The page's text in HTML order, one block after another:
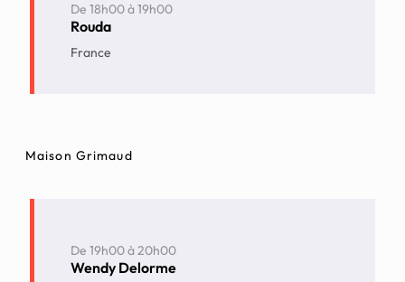
De 18h00à19h00
Rouda
France
Maison Grimaud
De 19h00à20h00
Wendy Delorme